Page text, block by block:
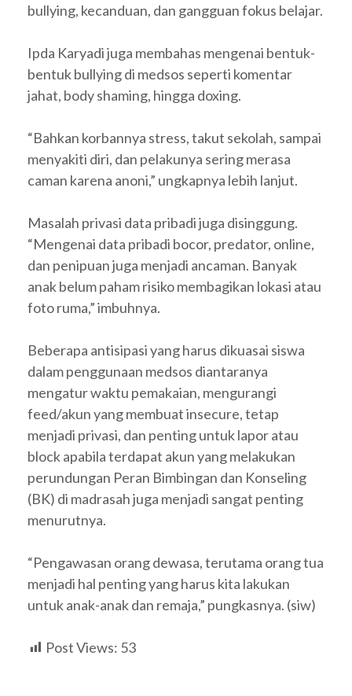
bullying, kecanduan, dan gangguan fokus belajar.
Ipda Karyadi juga membahas mengenai bentuk-
bentuk bullying di medsos seperti komentar
jahat, body shaming, hingga doxing.
“Bahkan korbannya stress, takut sekolah, sampai
menyakiti diri, dan pelakunya sering merasa
caman karena anoni,” ungkapnya lebih lanjut.
Masalah privasi data pribadi juga disinggung.
“Mengenai data pribadi bocor, predator, online,
dan penipuan juga menjadi ancaman. Banyak
anak belum paham risiko membagikan lokasi atau
foto ruma,” imbuhnya.
Beberapa antisipasi yang harus dikuasai siswa
dalam penggunaan medsos diantaranya
mengatur waktu pemakaian, mengurangi
feed/akun yang membuat insecure, tetap
menjadi privasi, dan penting untuk lapor atau
block apabila terdapat akun yang melakukan
perundungan Peran Bimbingan dan Konseling
(BK) di madrasah juga menjadi sangat penting
menurutnya.
“Pengawasan orang dewasa, terutama orang tua
menjadi hal penting yang harus kita lakukan
untuk anak-anak dan remaja,” pungkasnya. (siw)
Post Views: 53